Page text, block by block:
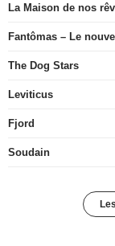
La Maison de nos
Fantômas – Le
The Dog Stars
Leviticus
Fjord
Soudain